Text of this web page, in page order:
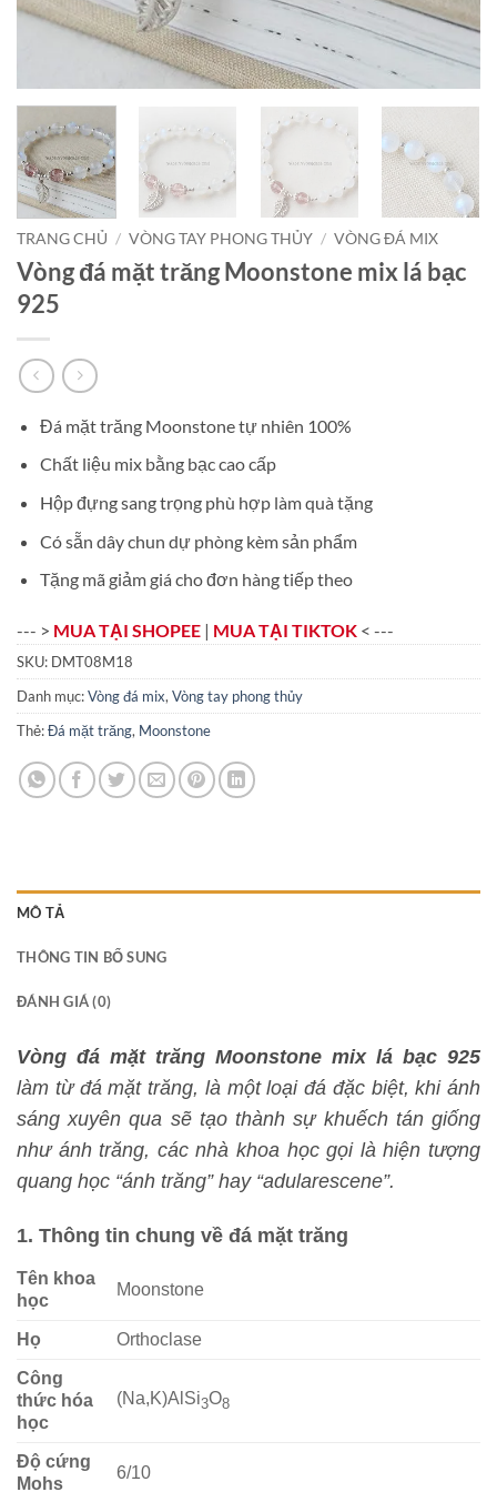
TRANG CHỦ / VÒNG TAY PHONG THỦY / VÒNG ĐÁ MIX
Vòng đá mặt trăng Moonstone mix lá bạc
925
Đá mặt trăng Moonstone tự nhiên 100%
Chất liệu mix bằng bạc cao cấp
Hộp đựng sang trọng phù hợp làm quà tặng
Có sẵn dây chun dự phòng kèm sản phẩm
Tặng mã giảm giá cho đơn hàng tiếp theo
--- > MUA TẠI SHOPEE | MUA TẠI TIKTOK < ---
SKU: DMT08M18
Danh mục:Vòng đá mix, Vòng tay phong thủy
Thẻ:Đá mặt trăng, Moonstone
MÔ TẢ
THÔNG TIN BỔ SUNG
ĐÁNH GIÁ (0)
Vòng đá mặt trăng Moonstone mix lá bạc 925
làm từ đá mặt trăng, là một loại đá đặc biệt, khi ánh
sáng xuyên qua sẽ tạo thành sự khuếch tán giống
như ánh trăng, các nhà khoa học gọi là hiện tượng
quang học “ánh trăng” hay “adularescene”.
1. Thông tin chung về đá mặt trăng
Tên khoa
học
Moonstone
Họ Orthoclase
Công
thức hóa
học
(Na,K)AlSi3O8
Độ cứng
Mohs
6/10